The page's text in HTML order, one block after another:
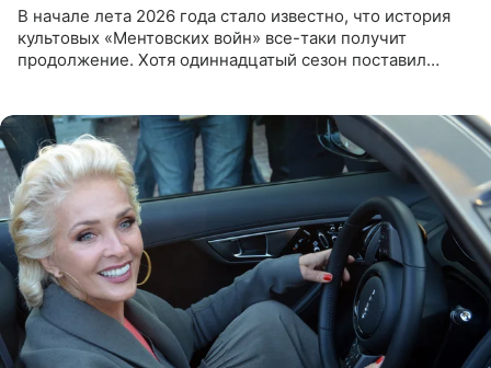
В начале лета 2026 года стало известно, что история
культовых «Ментовских войн» все-таки получит
продолжение. Хотя одиннадцатый сезон поставил